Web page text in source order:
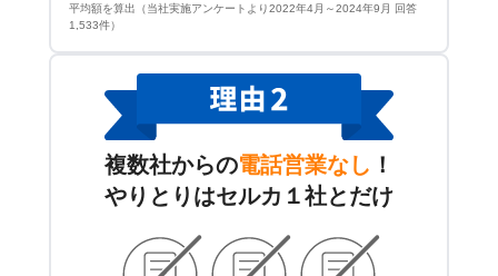
平均額を算出（当社実施アンケートより2022年4月～2024年9月 回答
1,533件）
複数社からの電話営業なし ！
やりとりはセルカ１社とだけ